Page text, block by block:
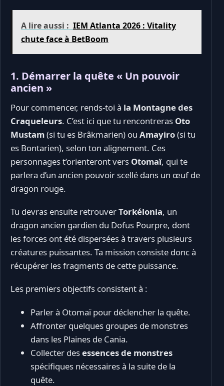
A lire aussi : IEM Atlanta 2026 : Vitality
chute face à BetBoom
1. Démarrer la quête « Un pouvoir
ancien »
Pour commencer, rends-toi à la Montagne des
Craqueleurs. C’est ici que tu rencontreras Oto
Mustam(si tu es Brâkmarien) ou Amayiro(si tu
es Bontarien), selon ton alignement. Ces
personnages t’orienteront vers Otomaï, qui te
parlera d’un ancien pouvoir scellé dans un œuf de
dragon rouge.
Tu devras ensuite retrouverTorkélonia, un
dragon ancien gardien du Dofus Pourpre, dont
les forces ont été dispersées à travers plusieurs
créatures puissantes. Ta mission consiste donc à
récupérer les fragments de cette puissance.
Les premiers objectifs consistent à :
Parler à Otomaï pour déclencher la quête.
Affronter quelques groupes de monstres
dans les Plaines de Cania.
Collecter desessences de monstres
spécifiques nécessaires à la suite de la
quête.